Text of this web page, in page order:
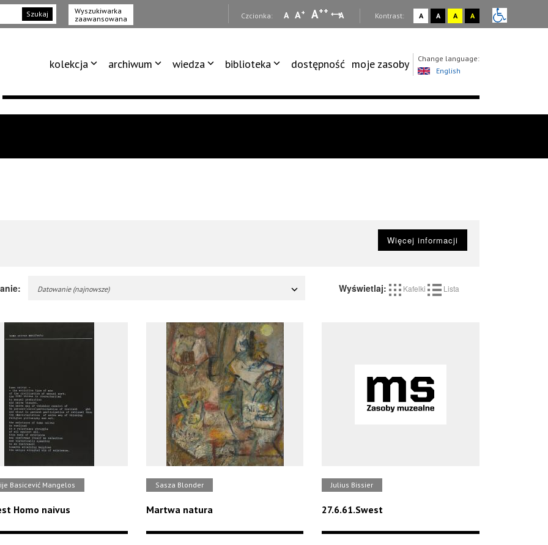
Szukaj
Wyszukiwarka
zaawansowana
Czcionka: A A+ A++ A Kontrast: A A A A
kolekcja archiwum wiedza biblioteka dostępność moje zasoby
Change language:
English
Więcej informacji
Datowanie (najnowsze) Wyświetlaj: Kafelki Lista
Basicević Mangelos
Homo naivus
Sasza Blonder
Martwa natura
Julius Bissier
27.6.61.Swest